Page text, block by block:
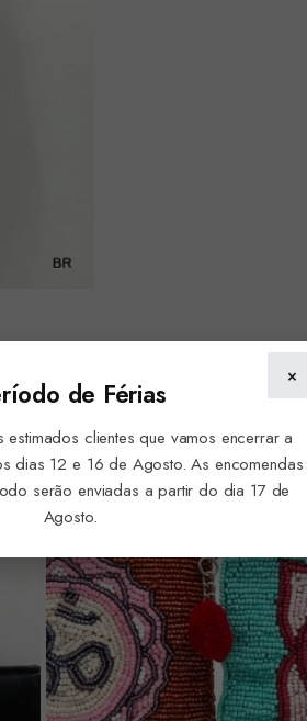
×
de Férias
estimados clientes que vamos encerrar a
dias 12 e 16 de Agosto. As encomendas
serão enviadas a partir do dia 17 de
Agosto.